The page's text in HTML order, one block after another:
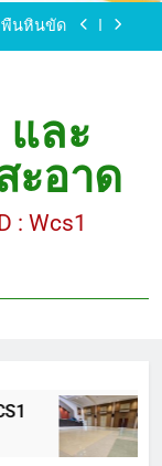
พื้นหินขัด
ครปฐม
WCS1
พื้นหินขัด
ละ
ะอาด
: Wcs1
บท
1 ปี